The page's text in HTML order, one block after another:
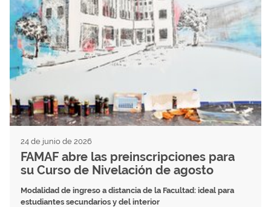
24 de junio de 2026
FAMAF abre las preinscripciones para
su Curso de Nivelación de agosto
Modalidad de ingreso a distancia de la Facultad: ideal para
estudiantes secundarios y del interior